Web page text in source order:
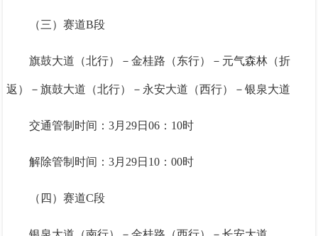
（三）赛道B段
旗鼓大道（北行）－金桂路（东行）－元气森林（折
返）－旗鼓大道（北行）－永安大道（西行）－银泉大道
交通管制时间：3月29日06：10时
解除管制时间：3月29日10：00时
（四）赛道C段